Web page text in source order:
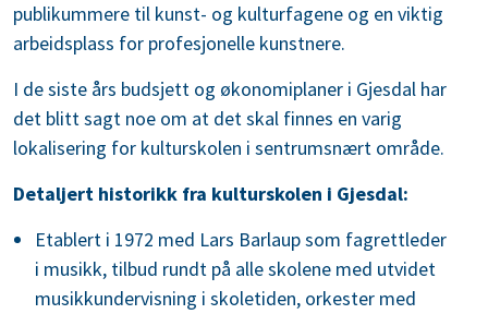
publikummere til kunst- og kulturfagene og en viktig
arbeidsplass for profesjonelle kunstnere.
I de siste års budsjett og økonomiplaner i Gjesdal har
det blitt sagt noe om at det skal finnes en varig
lokalisering for kulturskolen i sentrumsnært område.
Detaljert historikk fra kulturskolen i Gjesdal:
Etablert i 1972 med Lars Barlaup som fagrettleder
i musikk, tilbud rundt på alle skolene med utvidet
musikkundervisning i skoletiden, orkester med